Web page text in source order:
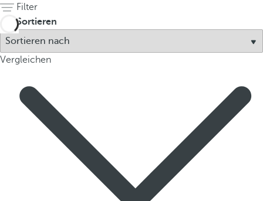
Filter
Sortieren
Vergleichen